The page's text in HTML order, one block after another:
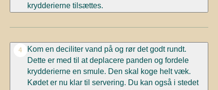
krydderierne tilsættes.
4
Kom en deciliter vand på og rør det godt rundt.
Dette er med til at deplacere panden og fordele
krydderierne en smule. Den skal koge helt væk.
Kødet er nu klar til servering. Du kan også i stedet